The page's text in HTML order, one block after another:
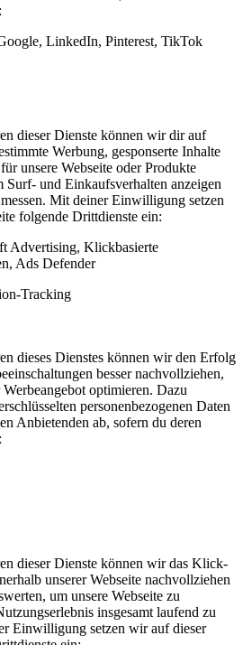
LinkedIn, Pinterest, TikTok
dieser Dienste können wir dir auf
Werbung, gesponserte Inhalte
unsere Webseite oder Produkte
Surf- und Einkaufsverhalten anzeigen
Mit deiner Einwilligung setzen
folgende Drittdienste ein:
Advertising, Klickbasierte
Ads Defender
Tracking
dieses Dienstes können wir den Erfolg
besser nachvollziehen,
optimieren. Dazu
personenbezogenen Daten
Anbietenden ab, sofern du deren
dieser Dienste können wir das Klick-
unserer Webseite nachvollziehen
um unsere Webseite zu
insgesamt laufend zu
Einwilligung setzen wir auf dieser